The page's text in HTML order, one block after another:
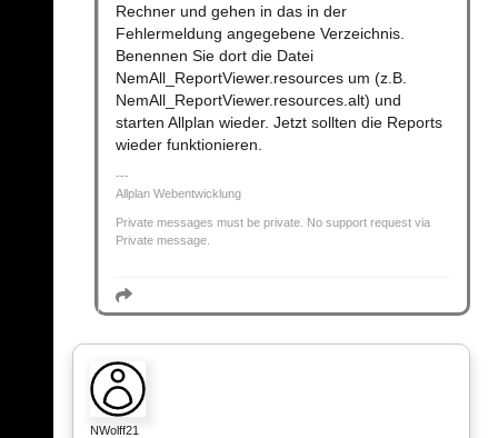
Rechner und gehen in das in der
Fehlermeldung angegebene Verzeichnis.
Benennen Sie dort die Datei
NemAll_ReportViewer.resources um (z.B.
NemAll_ReportViewer.resources.alt) und
starten Allplan wieder. Jetzt sollten die Reports
wieder funktionieren.
Allplan Webentwicklung
Private messages must be private. No support request via
Private message.
NWolff21